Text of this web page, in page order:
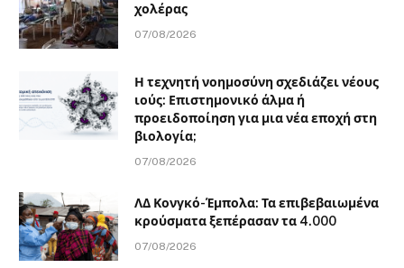
χολέρας
07/08/2026
Η τεχνητή νοημοσύνη σχεδιάζει νέους
ιούς: Επιστημονικό άλμα ή
προειδοποίηση για μια νέα εποχή στη
βιολογία;
07/08/2026
ΛΔ Κονγκό-Έμπολα: Τα επιβεβαιωμένα
κρούσματα ξεπέρασαν τα 4.000
07/08/2026